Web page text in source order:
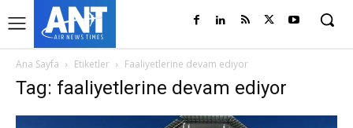
Ana Sayfa Etiketler Faaliyetlerine devam ediyor
Tag: faaliyetlerine devam ediyor